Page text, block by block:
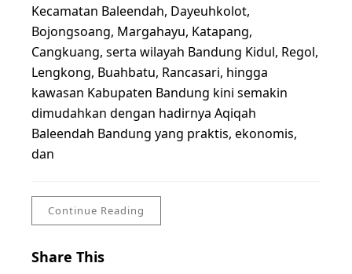
Kecamatan Baleendah, Dayeuhkolot,
Bojongsoang, Margahayu, Katapang,
Cangkuang, serta wilayah Bandung Kidul, Regol,
Lengkong, Buahbatu, Rancasari, hingga
kawasan Kabupaten Bandung kini semakin
dimudahkan dengan hadirnya Aqiqah
Baleendah Bandung yang praktis, ekonomis,
dan
Continue Reading
Share This